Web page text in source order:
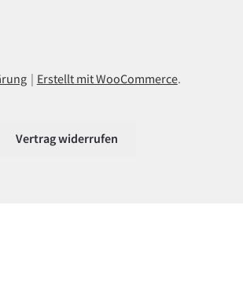
Erstellt mit WooCommerce.
Vertrag widerrufen